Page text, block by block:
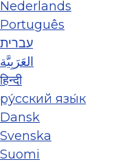
Nederlands
Português
עברית
العَرَبِيَّة
हिन्दी
ру́сский язы́к
Dansk
Svenska
Suomi